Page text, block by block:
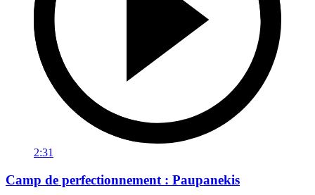
2:31
Camp de perfectionnement : Paupanekis